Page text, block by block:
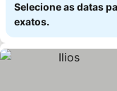
Selecione as datas
exatos.